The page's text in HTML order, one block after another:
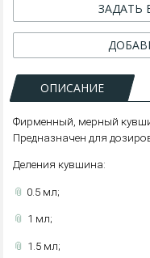
ЗАДАТЬ
ОПИСАНИЕ
Фирменный, мерный
Предназначен для
Деления кувшина:
📎 0.5 мл;
📎 1 мл;
📎 1.5 мл;